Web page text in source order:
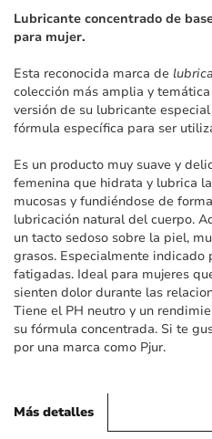
de
imágenes
galería
de
Lubricante concentrado de
para mujer.
Esta reconocida marca de
colección más amplia y
versión de su lubricante
fórmula específica para ser
Es un producto muy suave y
femenina que hidrata y lubrica
mucosas y fundiéndose de
lubricación natural del cuerpo.
un tacto sedoso sobre la piel,
grasos. Especialmente
fatigadas. Ideal para mujeres
sienten dolor durante las
Tiene el PH neutro y un
su fórmula concentrada. Si te
por una marca como Pjur.
Más detalles